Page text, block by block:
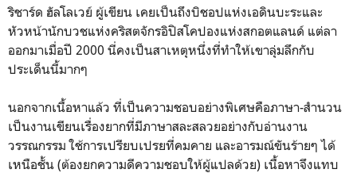
ริชาร์ด ฮัลโลเวย์ ผู้เขียน เคยเป็นถึงบิชอปแห่งเอดินบะระและ
หัวหน้านักบวชแห่งคริสตจักรอิปิสโคปองแห่งสกอตแลนด์ แต่ลา
ออกมาเมื่อปี 2000 นี่คงเป็นสาเหตุหนึ่งที่ทำให้เขาลุ่มลึกกับ
ประเด็นนี้มากๆ
นอกจากเนื้อหาแล้ว ที่เป็นความชอบอย่างพิเศษคือภาษา-สำนวน
เป็นงานเขียนเรื่องยากที่มีภาษาสละสลวยอย่างกับอ่านงาน
วรรณกรรม ใช้การเปรียบเปรยที่คมคาย และอารมณ์ขันร้ายๆ ได้
เหนือชั้น (ต้องยกความดีความชอบให้ผู้แปลด้วย) เนื้อหาจึงแทบ